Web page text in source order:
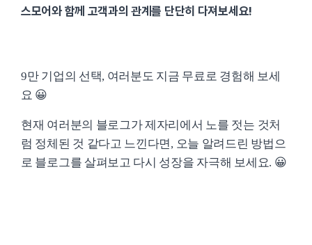
스모어와 함께 고객과의 관계를 단단히 다져보세요!
9만 기업의 선택, 여러분도 지금 무료로 경험해 보세
요 😀
현재 여러분의 블로그가 제자리에서 노를 젓는 것처
럼 정체된 것 같다고 느낀다면, 오늘 알려드린 방법으
로 블로그를 살펴보고 다시 성장을 자극해 보세요. 😀